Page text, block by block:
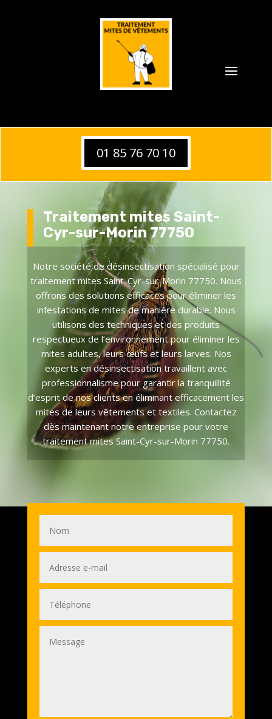
01 85 76 70 10
Traitement mites Saint-
Cyr-sur-Morin 77750
Notre société de désinsectisation spécialisé pour
traitement mites Saint-Cyr-sur-Morin 77750. Nous
offrons des solutions efficaces pour éliminer les
infestations de mites de manière durable. Nous
utilisons des techniques et des produits
respectueux de l’environnement pour éliminer les
mites adultes, leurs œufs et leurs larves. Nos
experts en désinsectisation travaillent avec
professionnalisme pour garantir la tranquillité
d’esprit de nos clients en éliminant efficacement les
mites de leurs vêtements et textiles. Contactez
dès maintenant notre entreprise pour votre
traitement mites Saint-Cyr-sur-Morin 77750.